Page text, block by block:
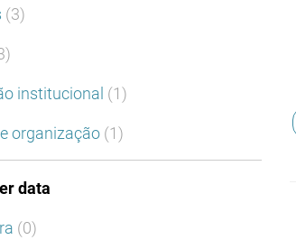
(3)
institucional (1)
organização (1)
data
(0)